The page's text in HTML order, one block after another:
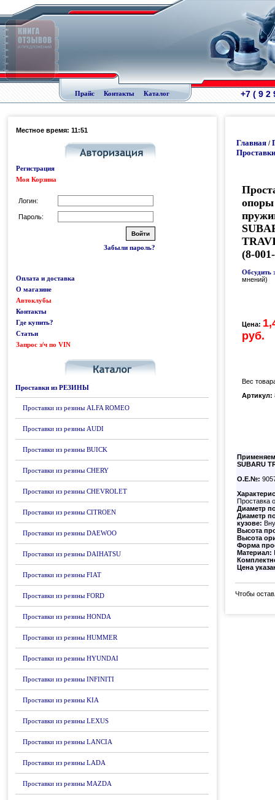
Прайс Контакты Каталог +7 ( 9 2
Местное время: 11:51
Регистрация
Моя Корзина
Логин:
Пароль:
Забыли пароль?
Оплата и доставка
О магазине
Автоклубы
Контакты
Где купить?
Статьи
Запрос з/ч по VIN
Проставки из РЕЗИНЫ
Проставки из резины ALFA ROMEO
Проставки из резины AUDI
Проставки из резины BUICK
Проставки из резины CHERY
Проставки из резины CHEVROLET
Проставки из резины CITROEN
Проставки из резины DAEWOO
Проставки из резины DAIHATSU
Проставки из резины FIAT
Проставки из резины FORD
Проставки из резины HONDA
Проставки из резины HUMMER
Проставки из резины HYUNDAI
Проставки из резины INFINITI
Проставки из резины KIA
Проставки из резины LEXUS
Проставки из резины LANCIA
Проставки из резины LADA
Проставки из резины MAZDA
Главная /
опоры
(8-
Обсудить
мнений)
Цена:
руб.
Вес
Артикул:
SUBARU
О.Е.№:
Проставка
Диаметр
Диаметр
кузове:
Высота
Высота
Форма
Материал:
Цена
Чтобы